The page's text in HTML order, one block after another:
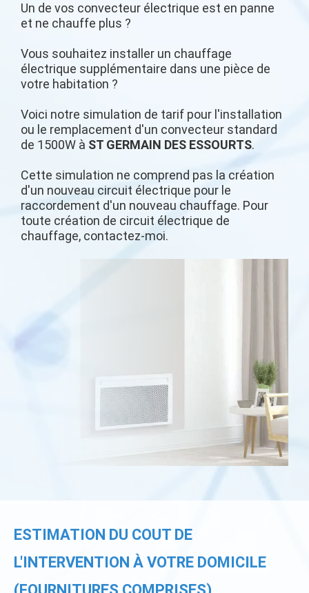
Un de vos convecteur électrique est en panne
et ne chauffe plus ?
Vous souhaitez installer un chauffage
électrique supplémentaire dans une pièce de
votre habitation ?
Voici notre simulation de tarif pour l'installation
ou le remplacement d'un convecteur standard
de 1500W à ST GERMAIN DES ESSOURTS.
Cette simulation ne comprend pas la création
d'un nouveau circuit électrique pour le
raccordement d'un nouveau chauffage. Pour
toute création de circuit électrique de
chauffage, contactez-moi.
ESTIMATION DU COUT DE
L'INTERVENTION À VOTRE DOMICILE